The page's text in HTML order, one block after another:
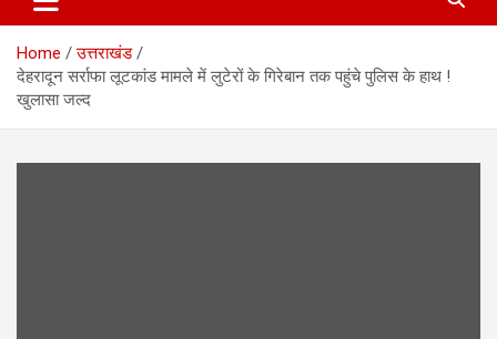
Home
उत्तराखंड
देहरादून सर्राफा लूटकांड मामले में लुटेरों के गिरेबान तक पहुंचे पुलिस के हाथ !
खुलासा जल्द